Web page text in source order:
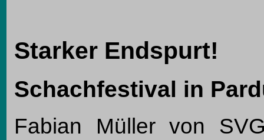
Starker Endspurt!
Schachfestival in
Fabian Müller von